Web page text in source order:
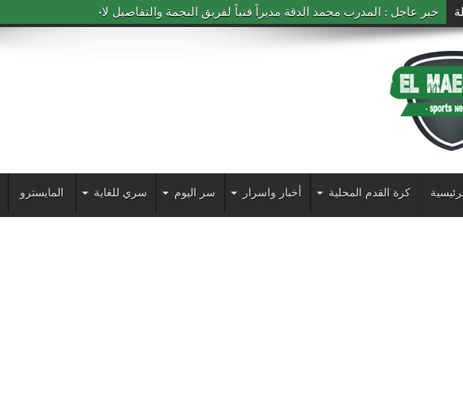
خبر عاجل : المدرب محمد الدقة مديراً فنياً لفريق النجمة والتفاصيل لاحقاً
كرة القدم المحلية أخبار واسرار سر اليوم سري للغاية المايسترو